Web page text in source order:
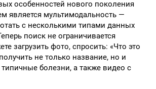
особенностей нового поколения
является мультимодальность —
с несколькими типами данных
поиск не ограничивается
загрузить фото, спросить: «Что это
не только название, но и
типичные болезни, а также видео с